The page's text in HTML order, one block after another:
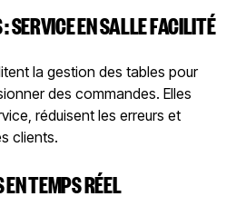
SERVICE EN SALLE FACILITÉ
la gestion des tables pour
des commandes. Elles
réduisent les erreurs et
clients.
TEMPS RÉEL